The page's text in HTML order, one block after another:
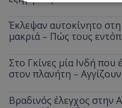
Έκλεψαν αυτοκίνητο
μακριά – Πώς τους
Στο Γκίνες μία Ινδή που
στον πλανήτη –
Βραδινός έλεγχος στην
Απολύτως
Στόχευσης
Μη
Τα απολύτως
σύνδεση χρήστη και